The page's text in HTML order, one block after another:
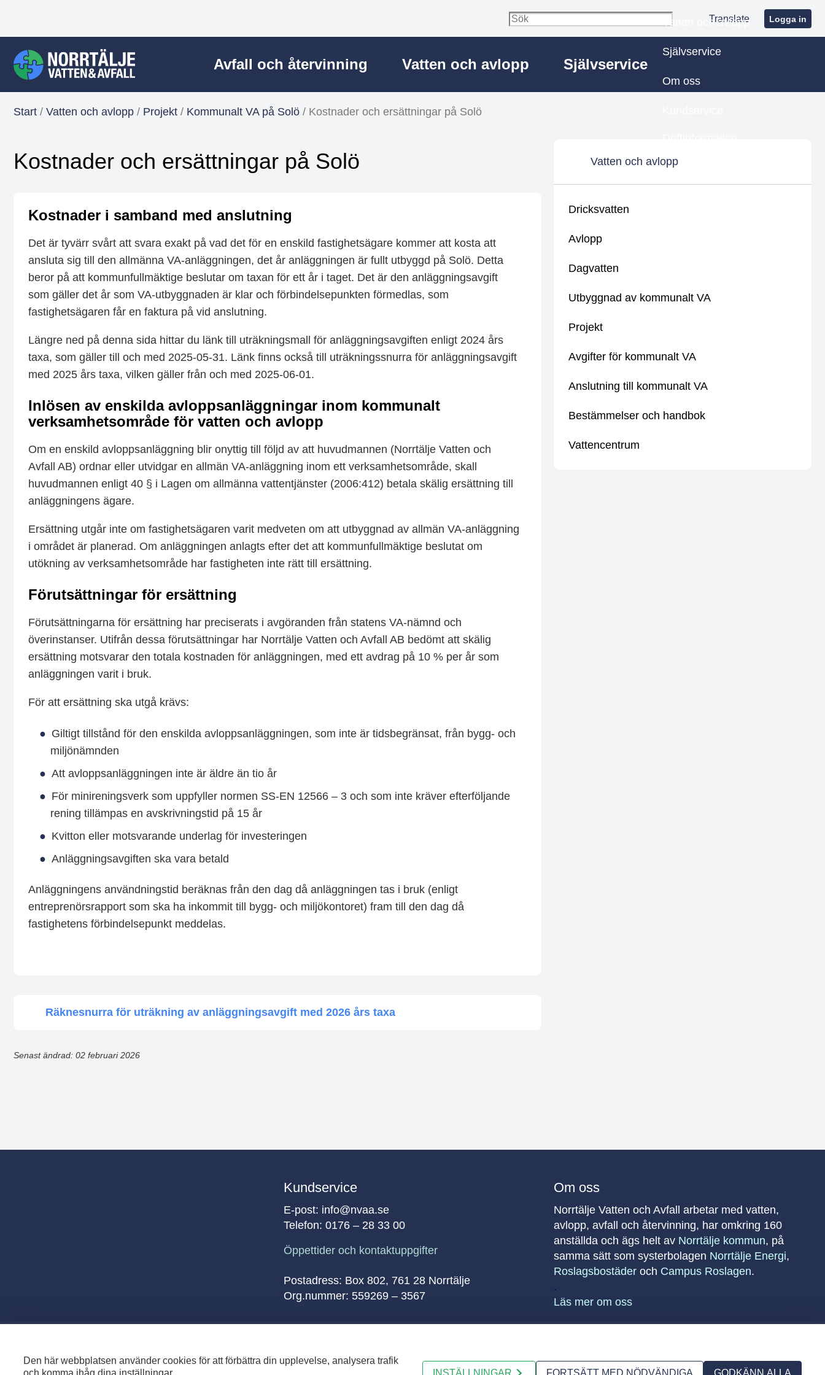
Translate Logga in
Avfall och återvinning Vatten och avlopp Självservice
Vatten och avlopp
Självservice
Om oss
Start / Vatten och avlopp / Projekt / Kommunalt VA på Solö / Kostnader och ersättningar på Solö
Kostnader och ersättningar på Solö
Kostnader i samband med anslutning
Det är tyvärr svårt att svara exakt på vad det för en enskild fastighetsägare kommer att kosta att
ansluta sig till den allmänna VA-anläggningen, det år anläggningen är fullt utbyggd på Solö. Detta
beror på att kommunfullmäktige beslutar om taxan för ett år i taget. Det är den anläggningsavgift
som gäller det år som VA-utbyggnaden är klar och förbindelsepunkten förmedlas, som
fastighetsägaren får en faktura på vid anslutning.
Längre ned på denna sida hittar du länk till uträkningsmall för anläggningsavgiften enligt 2024 års
taxa, som gäller till och med 2025-05-31. Länk finns också till uträkningssnurra för anläggningsavgift
med 2025 års taxa, vilken gäller från och med 2025-06-01.
Inlösen av enskilda avloppsanläggningar inom kommunalt
verksamhetsområde för vatten och avlopp
Om en enskild avloppsanläggning blir onyttig till följd av att huvudmannen (Norrtälje Vatten och
Avfall AB) ordnar eller utvidgar en allmän VA-anläggning inom ett verksamhetsområde, skall
huvudmannen enligt 40 § i Lagen om allmänna vattentjänster (2006:412) betala skälig ersättning till
anläggningens ägare.
Ersättning utgår inte om fastighetsägaren varit medveten om att utbyggnad av allmän VA-anläggning
i området är planerad. Om anläggningen anlagts efter det att kommunfullmäktige beslutat om
utökning av verksamhetsområde har fastigheten inte rätt till ersättning.
Förutsättningar för ersättning
Förutsättningarna för ersättning har preciserats i avgöranden från statens VA-nämnd och
överinstanser. Utifrån dessa förutsättningar har Norrtälje Vatten och Avfall AB bedömt att skälig
ersättning motsvarar den totala kostnaden för anläggningen, med ett avdrag på 10 % per år som
anläggningen varit i bruk.
För att ersättning ska utgå krävs:
Giltigt tillstånd för den enskilda avloppsanläggningen, som inte är tidsbegränsat, från bygg- och
miljönämnden
Att avloppsanläggningen inte är äldre än tio år
För minireningsverk som uppfyller normen SS-EN 12566 – 3 och som inte kräver efterföljande
rening tillämpas en avskrivningstid på 15 år
Kvitton eller motsvarande underlag för investeringen
Anläggningsavgiften ska vara betald
Anläggningens användningstid beräknas från den dag då anläggningen tas i bruk (enligt
entreprenörsrapport som ska ha inkommit till bygg- och miljökontoret) fram till den dag då
fastighetens förbindelsepunkt meddelas.
Räknesnurra för uträkning av anläggningsavgift med 2026 års taxa
Senast ändrad: 02 februari 2026
Vatten och avlopp
Dricksvatten
Avlopp
Dagvatten
Utbyggnad av kommunalt VA
Projekt
Avgifter för kommunalt VA
Anslutning till kommunalt VA
Bestämmelser och handbok
Vattencentrum
Kundservice
E-post: info@nvaa.se
Telefon: 0176 – 28 33 00
Öppettider och kontaktuppgifter
Postadress: Box 802, 761 28 Norrtälje
Org.nummer: 559269 – 3567
Om oss
Norrtälje Vatten och Avfall arbetar med vatten,
avlopp, avfall och återvinning, har omkring 160
anställda och ägs helt av Norrtälje kommun, på
samma sätt som systerbolagen Norrtälje Energi,
Roslagsbostäderoch Campus Roslagen.
.
Läs mer om oss
Den här webbplatsen använder cookies för att förbättra din upplevelse, analysera trafik
och komma ihåg dina inställningar.
INSTÄLLNINGAR FORTSÄTT MED NÖDVÄNDIGA GODKÄNN ALLA